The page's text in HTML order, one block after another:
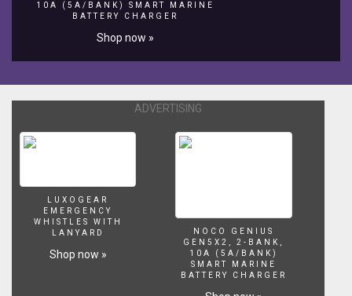
occasion
également
poser
des
l'aide
10A (5A/BANK) SMART MARINE
BATTERY CHARGER
Shop now »
ADVERTISING
LUXOGEAR
EMERGENCY
WHISTLES WITH
LANYARD
Shop now »
NOCO GENIUS
GEN5X2, 2-BANK,
10A (5A/BANK)
SMART MARINE
BATTERY CHARGER